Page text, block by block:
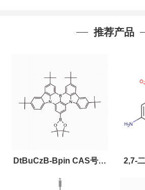
推荐产品
DtBuCzB-Bpin CAS号：
2643331-97-7
2,7-